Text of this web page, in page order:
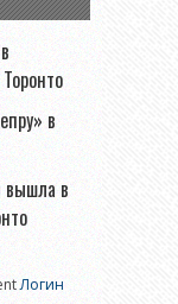
в
вышла в
Логин